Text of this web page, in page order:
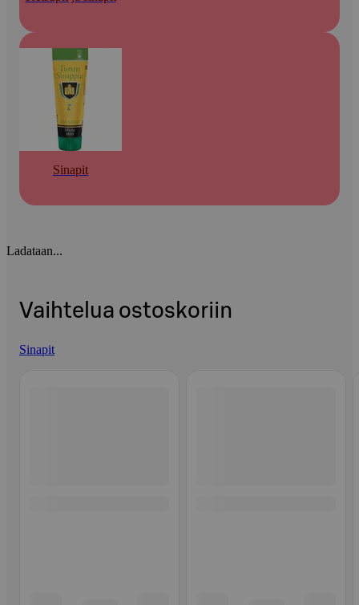
Sinapit
Ladataan...
Vaihtelua ostoskoriin
Sinapit